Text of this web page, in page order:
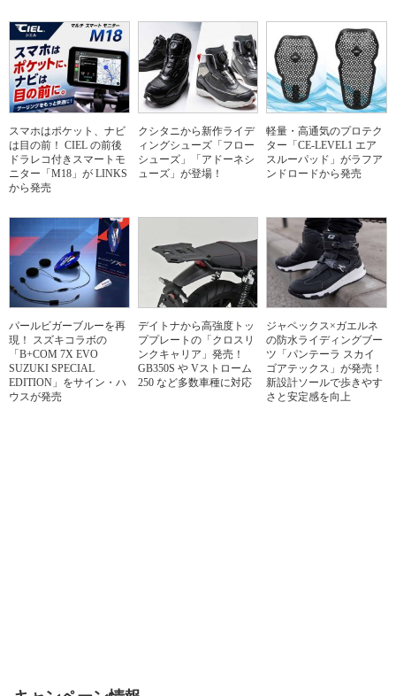
スマホはポケット、ナビ
は目の前！ CIEL の前後
ドラレコ付きスマートモ
ニター「M18」が LINKS
から発売
クシタニから新作ライデ
ィングシューズ「フロー
シューズ」「アドーネシ
ューズ」が登場！
軽量・高通気のプロテク
ター「CE-LEVEL1 エア
スルーパッド」がラフア
ンドロードから発売
パールビガーブルーを再
現！ スズキコラボの
「B+COM 7X EVO
SUZUKI SPECIAL
EDITION」をサイン・ハ
ウスが発売
デイトナから高強度トッ
ププレートの「クロスリ
ンクキャリア」発売！
GB350S や Vストローム
250 など多数車種に対応
ジャペックス×ガエルネ
の防水ライディングブー
ツ「パンテーラ スカイ
ゴアテックス」が発売！
新設計ソールで歩きやす
さと安定感を向上